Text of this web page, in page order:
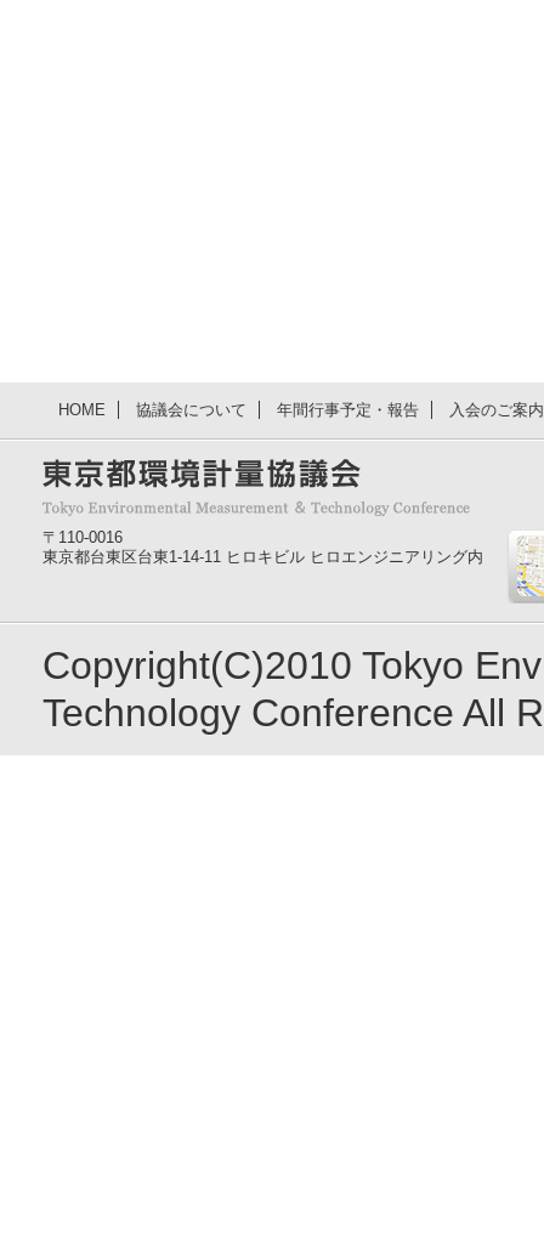
HOME 協議会について 年間行事予定・報告 入会のご案
〒110-0016
東京都台東区台東1-14-11 ヒロキビル ヒロエンジニアリング内
Copyright(C)2010 Tokyo
Technology Conference All